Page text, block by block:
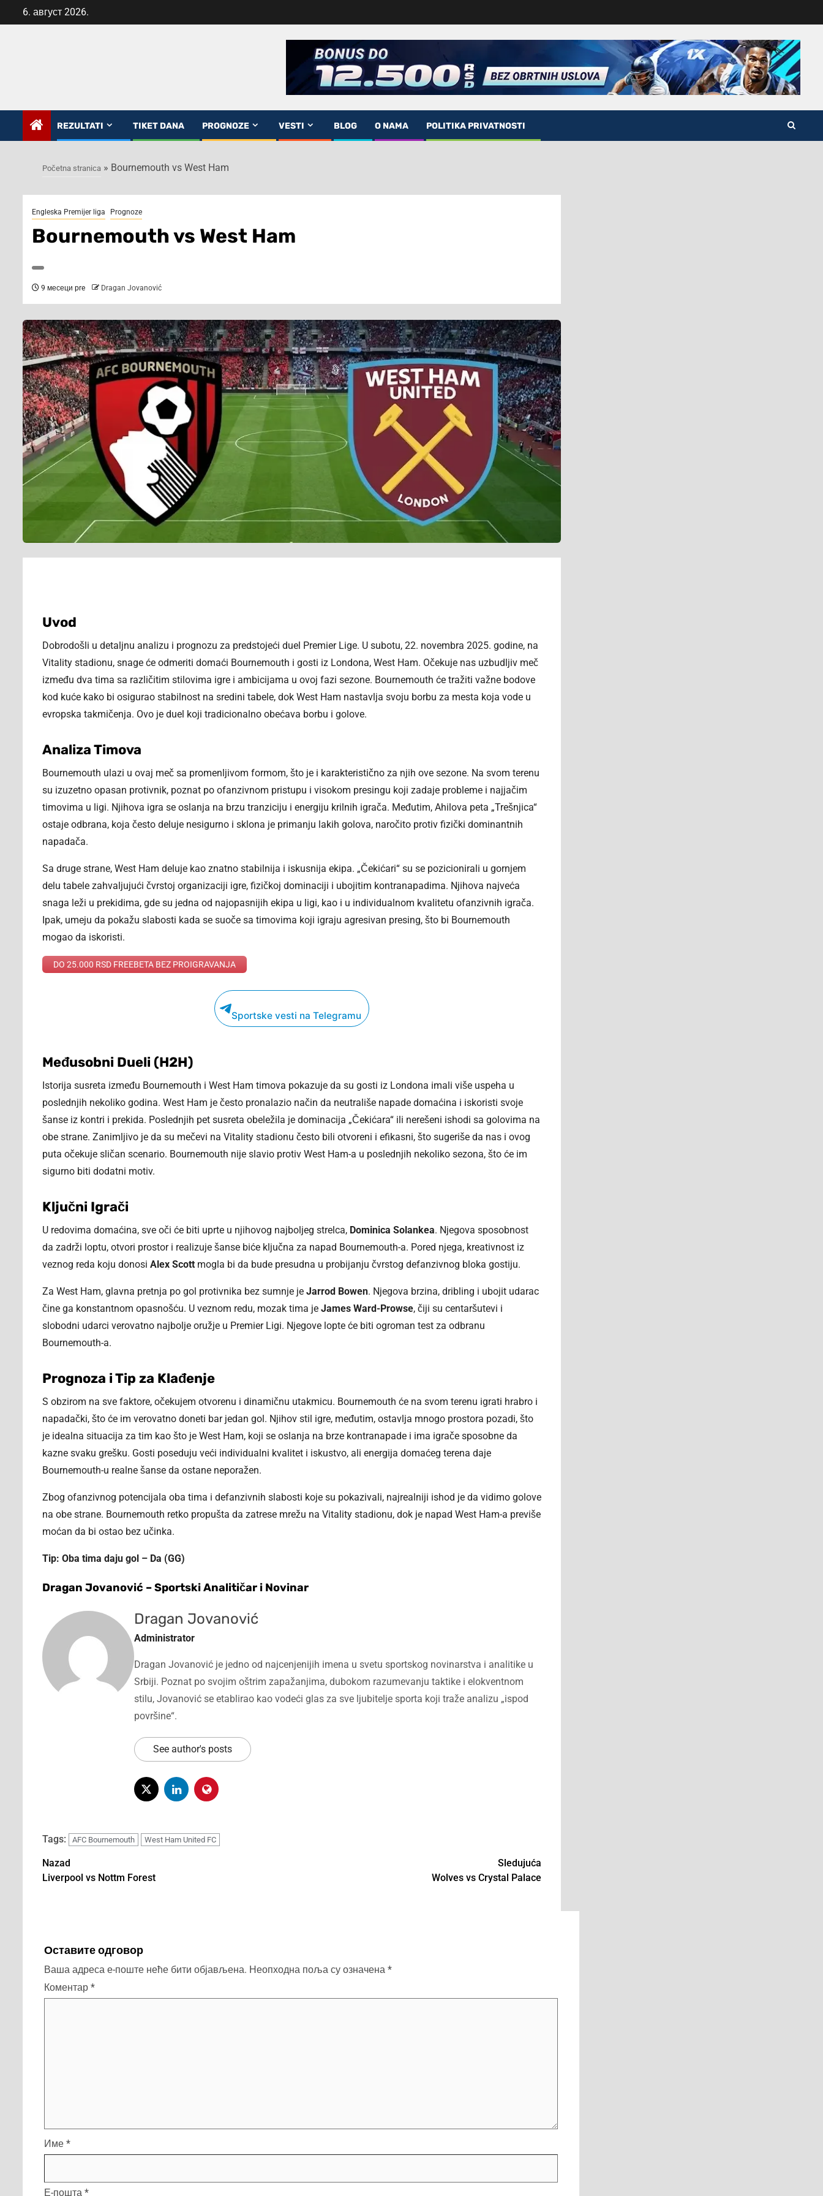
6. август 2026.
REZULTATI TIKET DANA PROGNOZE VESTI BLOG O NAMA POLITIKA PRIVATNOSTI
Početna stranica » Bournemouth vs West Ham
Engleska Premijer liga Prognoze
Bournemouth vs West Ham
9 месеци pre Dragan Jovanović
Uvod
Dobrodošli u detaljnu analizu i prognozu za predstojeći duel Premier Lige. U subotu, 22. novembra 2025. godine, na
Vitality stadionu, snage će odmeriti domaći Bournemouth i gosti iz Londona, West Ham. Očekuje nas uzbudljiv meč
između dva tima sa različitim stilovima igre i ambicijama u ovoj fazi sezone. Bournemouth će tražiti važne bodove
kod kuće kako bi osigurao stabilnost na sredini tabele, dok West Ham nastavlja svoju borbu za mesta koja vode u
evropska takmičenja. Ovo je duel koji tradicionalno obećava borbu i golove.
Analiza Timova
Bournemouth ulazi u ovaj meč sa promenljivom formom, što je i karakteristično za njih ove sezone. Na svom terenu
su izuzetno opasan protivnik, poznat po ofanzivnom pristupu i visokom presingu koji zadaje probleme i najjačim
timovima u ligi. Njihova igra se oslanja na brzu tranziciju i energiju krilnih igrača. Međutim, Ahilova peta „Trešnjica“
ostaje odbrana, koja često deluje nesigurno i sklona je primanju lakih golova, naročito protiv fizički dominantnih
napadača.
Sa druge strane, West Ham deluje kao znatno stabilnija i iskusnija ekipa. „Čekićari“ su se pozicionirali u gornjem
delu tabele zahvaljujući čvrstoj organizaciji igre, fizičkoj dominaciji i ubojitim kontranapadima. Njihova najveća
snaga leži u prekidima, gde su jedna od najopasnijih ekipa u ligi, kao i u individualnom kvalitetu ofanzivnih igrača.
Ipak, umeju da pokažu slabosti kada se suoče sa timovima koji igraju agresivan presing, što bi Bournemouth
mogao da iskoristi.
DO 25.000 RSD FREEBETA BEZ PROIGRAVANJA
Sportske vesti na Telegramu
Međusobni Dueli (H2H)
Istorija susreta između Bournemouth i West Ham timova pokazuje da su gosti iz Londona imali više uspeha u
poslednjih nekoliko godina. West Ham je često pronalazio način da neutrališe napade domaćina i iskoristi svoje
šanse iz kontri i prekida. Poslednjih pet susreta obeležila je dominacija „Čekićara“ ili nerešeni ishodi sa golovima na
obe strane. Zanimljivo je da su mečevi na Vitality stadionu često bili otvoreni i efikasni, što sugeriše da nas i ovog
puta očekuje sličan scenario. Bournemouth nije slavio protiv West Ham-a u poslednjih nekoliko sezona, što će im
sigurno biti dodatni motiv.
Ključni Igrači
U redovima domaćina, sve oči će biti uprte u njihovog najboljeg strelca, Dominica Solankea. Njegova sposobnost
da zadrži loptu, otvori prostor i realizuje šanse biće ključna za napad Bournemouth-a. Pored njega, kreativnost iz
veznog reda koju donosi Alex Scott mogla bi da bude presudna u probijanju čvrstog defanzivnog bloka gostiju.
Za West Ham, glavna pretnja po gol protivnika bez sumnje je Jarrod Bowen. Njegova brzina, dribling i ubojit udarac
čine ga konstantnom opasnošću. U veznom redu, mozak tima je James Ward-Prowse, čiji su centaršutevi i
slobodni udarci verovatno najbolje oružje u Premier Ligi. Njegove lopte će biti ogroman test za odbranu
Bournemouth-a.
Prognoza i Tip za Klađenje
S obzirom na sve faktore, očekujem otvorenu i dinamičnu utakmicu. Bournemouth će na svom terenu igrati hrabro i
napadački, što će im verovatno doneti bar jedan gol. Njihov stil igre, međutim, ostavlja mnogo prostora pozadi, što
je idealna situacija za tim kao što je West Ham, koji se oslanja na brze kontranapade i ima igrače sposobne da
kazne svaku grešku. Gosti poseduju veći individualni kvalitet i iskustvo, ali energija domaćeg terena daje
Bournemouth-u realne šanse da ostane neporažen.
Zbog ofanzivnog potencijala oba tima i defanzivnih slabosti koje su pokazivali, najrealniji ishod je da vidimo golove
na obe strane. Bournemouth retko propušta da zatrese mrežu na Vitality stadionu, dok je napad West Ham-a previše
moćan da bi ostao bez učinka.
Tip: Oba tima daju gol – Da (GG)
Dragan Jovanović – Sportski Analitičar i Novinar
Dragan Jovanović
Administrator
Dragan Jovanović je jedno od najcenjenijih imena u svetu sportskog novinarstva i analitike u
Srbiji. Poznat po svojim oštrim zapažanjima, dubokom razumevanju taktike i elokventnom
stilu, Jovanović se etablirao kao vodeći glas za sve ljubitelje sporta koji traže analizu „ispod
površine“.
See author's posts
Tags: AFC Bournemouth West Ham United FC
Post
Nazad
Liverpool vs Nottm Forest
Sledujuća
Wolves vs Crystal Palace
Оставите одговор
Ваша адреса е-поште неће бити објављена. Неопходна поља су означена *
Коментар *
Име *
Е-пошта *